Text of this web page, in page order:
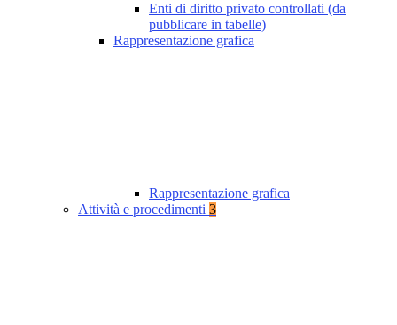
Enti di diritto privato controllati (da
pubblicare in tabelle)
Rappresentazione grafica
Rappresentazione grafica
Attività e procedimenti 3